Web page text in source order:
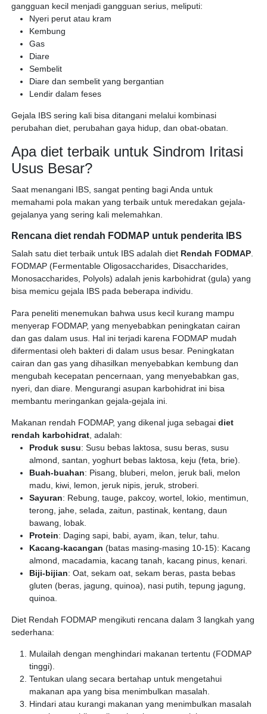
gangguan kecil menjadi gangguan serius, meliputi:
Nyeri perut atau kram
Kembung
Gas
Diare
Sembelit
Diare dan sembelit yang bergantian
Lendir dalam feses
Gejala IBS sering kali bisa ditangani melalui kombinasi
perubahan diet, perubahan gaya hidup, dan obat-obatan.
Apa diet terbaik untuk Sindrom Iritasi
Usus Besar?
Saat menangani IBS, sangat penting bagi Anda untuk
memahami pola makan yang terbaik untuk meredakan gejala-
gejalanya yang sering kali melemahkan.
Rencana diet rendah FODMAP untuk penderita IBS
Salah satu diet terbaik untuk IBS adalah diet Rendah FODMAP.
FODMAP (Fermentable Oligosaccharides, Disaccharides,
Monosaccharides, Polyols) adalah jenis karbohidrat (gula) yang
bisa memicu gejala IBS pada beberapa individu.
Para peneliti menemukan bahwa usus kecil kurang mampu
menyerap FODMAP, yang menyebabkan peningkatan cairan
dan gas dalam usus. Hal ini terjadi karena FODMAP mudah
difermentasi oleh bakteri di dalam usus besar. Peningkatan
cairan dan gas yang dihasilkan menyebabkan kembung dan
mengubah kecepatan pencernaan, yang menyebabkan gas,
nyeri, dan diare. Mengurangi asupan karbohidrat ini bisa
membantu meringankan gejala-gejala ini.
Makanan rendah FODMAP, yang dikenal juga sebagai diet
rendah karbohidrat, adalah:
Produk susu: Susu bebas laktosa, susu beras, susu
almond, santan, yoghurt bebas laktosa, keju (feta, brie).
Buah-buahan: Pisang, bluberi, melon, jeruk bali, melon
madu, kiwi, lemon, jeruk nipis, jeruk, stroberi.
Sayuran: Rebung, tauge, pakcoy, wortel, lokio, mentimun,
terong, jahe, selada, zaitun, pastinak, kentang, daun
bawang, lobak.
Protein: Daging sapi, babi, ayam, ikan, telur, tahu.
Kacang-kacangan (batas masing-masing 10-15): Kacang
almond, macadamia, kacang tanah, kacang pinus, kenari.
Biji-bijian: Oat, sekam oat, sekam beras, pasta bebas
gluten (beras, jagung, quinoa), nasi putih, tepung jagung,
quinoa.
Diet Rendah FODMAP mengikuti rencana dalam 3 langkah yang
sederhana:
Mulailah dengan menghindari makanan tertentu (FODMAP
tinggi).
Tentukan ulang secara bertahap untuk mengetahui
makanan apa yang bisa menimbulkan masalah.
Hindari atau kurangi makanan yang menimbulkan masalah